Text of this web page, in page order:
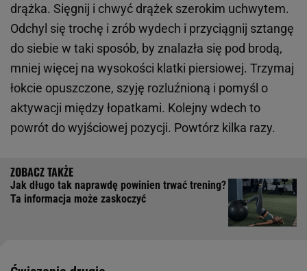
drążka. Sięgnij i chwyć drążek szerokim uchwytem.
Odchyl się trochę i zrób wydech i przyciągnij sztangę
do siebie w taki sposób, by znalazła się pod brodą,
mniej więcej na wysokości klatki piersiowej. Trzymaj
łokcie opuszczone, szyję rozluźnioną i pomyśl o
aktywacji między łopatkami. Kolejny wdech to
powrót do wyjściowej pozycji. Powtórz kilka razy.
Jak długo tak naprawdę powinien trwać trening?
Ta informacja może zaskoczyć